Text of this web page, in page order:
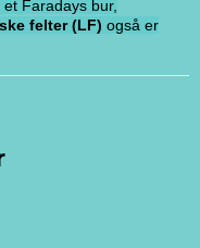
Faradays bur,
felter (LF) også er